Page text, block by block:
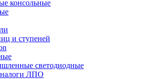
консольные
и ступеней
светодиодные
ЛПО